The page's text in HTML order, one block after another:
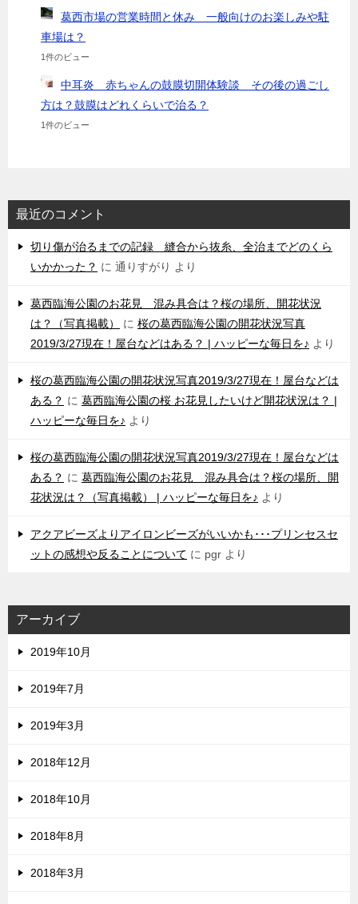
葛西市場の営業時間と休み 一般向けのお楽しみや駐
車場は？
1件のビュー
中耳炎 赤ちゃんの鼓膜切開体験談 その後の過ごし
方は？鼓膜はどれくらいで治る？
1件のビュー
最近のコメント
切り傷が治るまでの記録 縫合から抜糸、全治までどのくら
いかかった？ に 通りすがり より
葛西臨海公園のお花見 混み具合は？桜の場所、開花状況
は？（写真掲載）
に 桜の葛西臨海公園の開花状況写真
2019/3/27現在！屋台などはある？ | ハッピーな毎日を♪ より
桜の葛西臨海公園の開花状況写真2019/3/27現在！屋台などは
ある？ に 葛西臨海公園の桜 お花見したいけど開花状況は？ |
ハッピーな毎日を♪ より
桜の葛西臨海公園の開花状況写真2019/3/27現在！屋台などは
ある？ に 葛西臨海公園のお花見 混み具合は？桜の場所、開
花状況は？（写真掲載） | ハッピーな毎日を♪ より
アクアビーズよりアイロンビーズがいいかも･･･プリンセスセ
ットの感想や反ることについて に pgr より
アーカイブ
2019年10月
2019年7月
2019年3月
2018年12月
2018年10月
2018年8月
2018年3月